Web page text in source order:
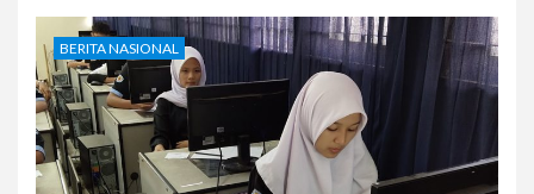
BERITA NASIONAL